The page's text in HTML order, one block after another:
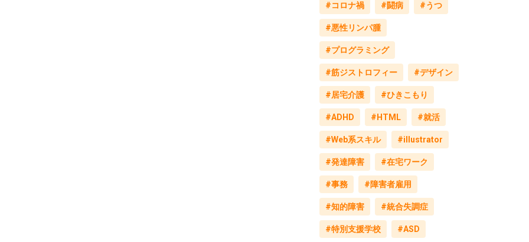
#コロナ禍 #闘病 #うつ
#悪性リンパ腫
#プログラミング
#筋ジストロフィー #デザイン
#居宅介護 #ひきこもり
#ADHD #HTML #就活
#Web系スキル #illustrator
#発達障害 #在宅ワーク
#事務 #障害者雇用
#知的障害 #統合失調症
#特別支援学校 #ASD